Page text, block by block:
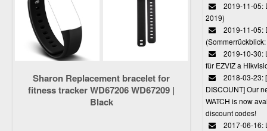
Sharon Replacement bracelet for
fitness tracker WD67206 WD67209 |
Black
2019-11-05:
2019)
2019-11-05:
2019-10-30:
für EZVIZ a
2018-03-23:
DISCOUNT] Our
WATCH is now
discount codes!
2017-06-16: